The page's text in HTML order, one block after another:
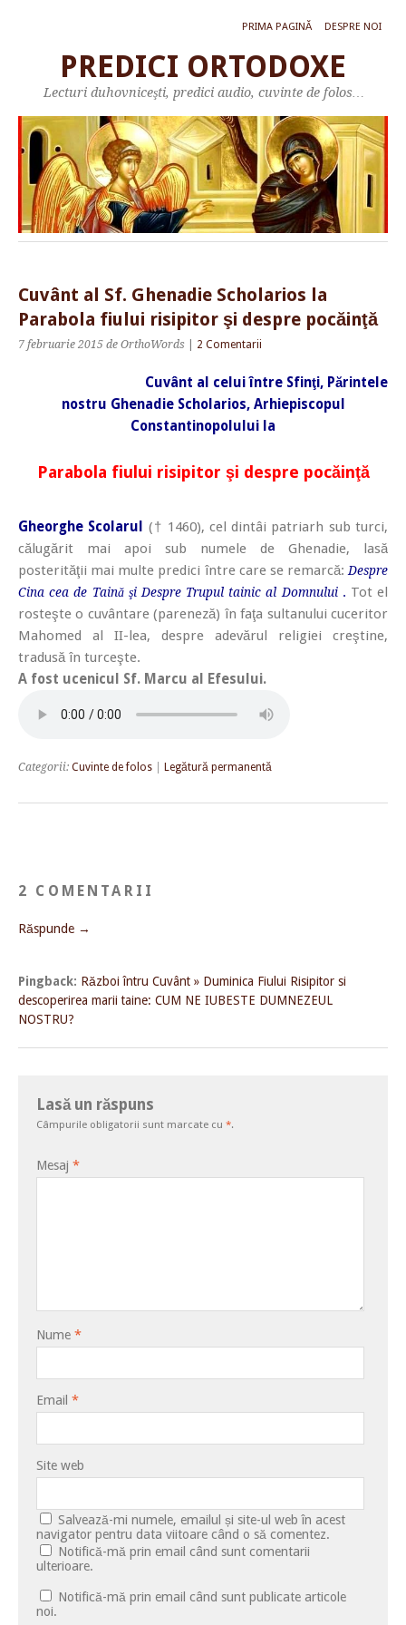
PRIMA PAGINĂ DESPRE NOI
PREDICI ORTODOXE
Lecturi duhovniceşti, predici audio, cuvinte de folos…
Cuvânt al Sf. Ghenadie Scholarios la
Parabola fiului risipitor şi despre pocăinţă
7 februarie 2015 de OrthoWords 2 Comentarii
Cuvânt al celui între Sfinţi, Părintele
nostru Ghenadie Scholarios, Arhiepiscopul
Constantinopolului la
Parabola fiului risipitor şi despre pocăinţă
Gheorghe Scolarul
(† 1460), cel dintâi patriarh sub turci,
călugărit mai apoi sub numele de Ghenadie, lasă
posterităţii mai multe predici între care se remarcă:Despre
Cina cea de Taină şi Despre Trupul tainic al Domnului. Tot el
rosteşte o cuvântare (pareneză) în faţa sultanului cuceritor
Mahomed al II-lea, despre adevărul religiei creştine,
tradusă în turceşte.
A fost ucenicul Sf. Marcu al Efesului.
Categorii: Cuvinte de folos Legătură permanentă
2 COMENTARII
Răspunde →
Pingback: Război întru Cuvânt » Duminica Fiului Risipitor si
descoperirea marii taine: CUM NE IUBESTE DUMNEZEUL
NOSTRU?
Lasă un răspuns
Câmpurile obligatorii sunt marcate cu *.
Mesaj *
Nume *
Email *
Site web
Salvează-mi numele, emailul și site-ul web în acest
navigator pentru data viitoare când o să comentez.
Notifică-mă prin email când sunt comentarii
ulterioare.
Notifică-mă prin email când sunt publicate articole
noi.